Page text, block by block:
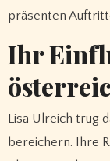
präsenten
Ihr
Lisa Ulreich trug
bereichern. Ihre